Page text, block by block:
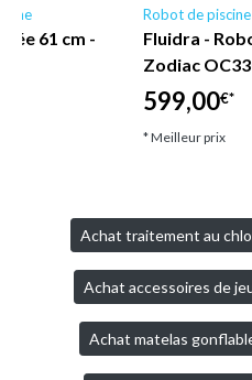
61 cm -
Robot de
Fluidra -
Zodiac
599,00€*
* Meilleur prix
Achat traitement au
Achat accessoires de
Achat matelas